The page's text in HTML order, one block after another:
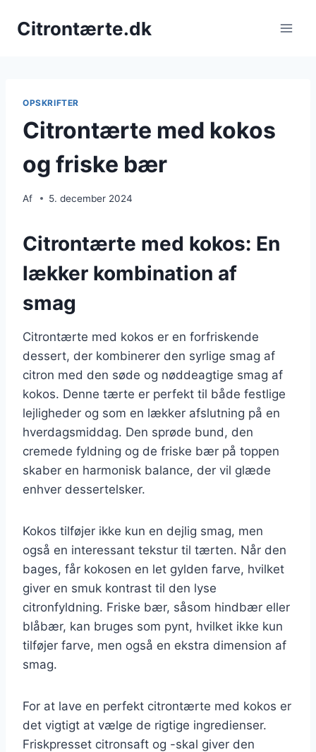
Citrontærte.dk
OPSKRIFTER
Citrontærte med kokos
og friske bær
Af 5. december 2024
Citrontærte med kokos: En
lækker kombination af
smag
Citrontærte med kokos er en forfriskende
dessert, der kombinerer den syrlige smag af
citron med den søde og nøddeagtige smag af
kokos. Denne tærte er perfekt til både festlige
lejligheder og som en lækker afslutning på en
hverdagsmiddag. Den sprøde bund, den
cremede fyldning og de friske bær på toppen
skaber en harmonisk balance, der vil glæde
enhver dessertelsker.
Kokos tilføjer ikke kun en dejlig smag, men
også en interessant tekstur til tærten. Når den
bages, får kokosen en let gylden farve, hvilket
giver en smuk kontrast til den lyse
citronfyldning. Friske bær, såsom hindbær eller
blåbær, kan bruges som pynt, hvilket ikke kun
tilføjer farve, men også en ekstra dimension af
smag.
For at lave en perfekt citrontærte med kokos er
det vigtigt at vælge de rigtige ingredienser.
Friskpresset citronsaft og -skal giver den